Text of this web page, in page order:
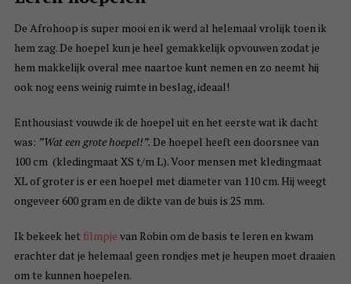
De Afrohoop is super mooi en ik werd al helemaal vrolijk toen ik
hem zag. De hoepel kun je heel gemakkelijk opvouwen zodat je
hem makkelijk overal mee naartoe kunt nemen en zo neemt hij
ook nog eens weinig ruimte in beslag, ideaal!
Enthousiast vouwde ik de hoepel uit en het eerste wat ik dacht
was: ”Wat een grote hoepel!”. De hoepel heeft een doorsnee van
100 cm (kledingmaat XS t/m L). Voor mensen met kledingmaat
XL of groter is er een hoepel met diameter van 110 cm. Hij weegt
ongeveer 600 gram en de dikte van de buis is 25 mm.
Ik bekeek het filmpje van Robin om de basis te leren en kwam
erachter dat je helemaal geen rondjes met je heupen moet draaien
om te kunnen hoepelen.